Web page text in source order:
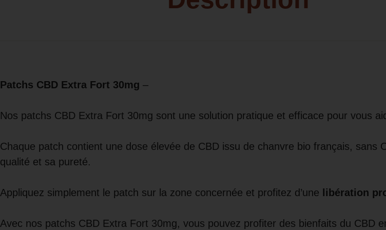
Patchs CBD Extra Fort 30mg –
Nos patchs CBD Extra Fort 30mg sont une solution pratique et efficace pour vous
Chaque patch contient une dose élevée de CBD issu de chanvre bio français,
qualité et sa pureté.
Appliquez simplement le patch sur la zone concernée et profitez d’une libération
Avec nos patchs CBD Extra Fort 30mg, vous pouvez profiter des bienfaits du CBD